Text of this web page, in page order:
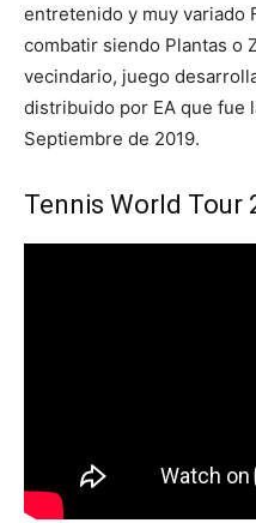
entretenido y muy variado
combatir siendo Plantas o
vecindario, juego
distribuido por EA que fue
Septiembre de 2019.
Tennis World Tour